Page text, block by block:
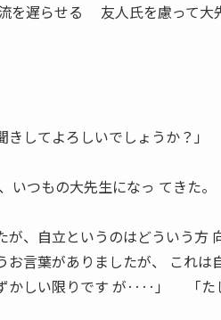
遅らせる 友人氏を慮って大
きしてよろしいでしょうか？
つもの大先生になっ てきた。
、自立というのはどういう方
言葉がありましたが、 これは
かしい限りです が‥‥」 「た